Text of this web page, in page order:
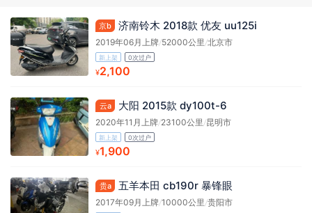
京b 济南铃木 2018款 优友 uu125i
2019年06月上牌/52000公里/北京市
新上架 0次过户
¥2,100
云a 大阳 2015款 dy100t-6
2020年11月上牌/23100公里/昆明市
新上架 0次过户
¥1,900
贵a 五羊本田 cb190r 暴锋眼
2017年09月上牌/10000公里/贵阳市